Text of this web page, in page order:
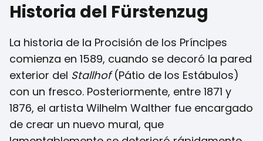
Historia del Fürstenzug
La historia de la Procisión de los Príncipes
comienza en 1589, cuando se decoró la pared
exterior del Stallhof(Pátio de los Estábulos)
con un fresco. Posteriormente, entre 1871 y
1876, el artista Wilhelm Walther fue encargado
de crear un nuevo mural, que